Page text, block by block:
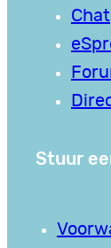
Chat
Stuur